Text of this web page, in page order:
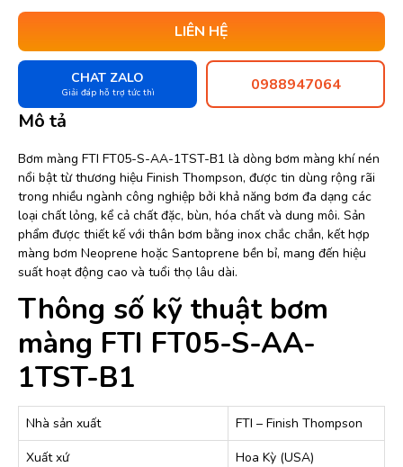
LIÊN HỆ
CHAT ZALO
Giải đáp hỗ trợ tức thì 0988947064
Mô tả
Bơm màng FTI FT05-S-AA-1TST-B1 là dòng bơm màng khí nén
nổi bật từ thương hiệu Finish Thompson, được tin dùng rộng rãi
trong nhiều ngành công nghiệp bởi khả năng bơm đa dạng các
loại chất lỏng, kể cả chất đặc, bùn, hóa chất và dung môi. Sản
phẩm được thiết kế với thân bơm bằng inox chắc chắn, kết hợp
màng bơm Neoprene hoặc Santoprene bền bỉ, mang đến hiệu
suất hoạt động cao và tuổi thọ lâu dài.
Thông số kỹ thuật bơm
màng FTI FT05-S-AA-
1TST-B1
Nhà sản xuất
FTI – Finish Thompson
Xuất xứ
Hoa Kỳ (USA)